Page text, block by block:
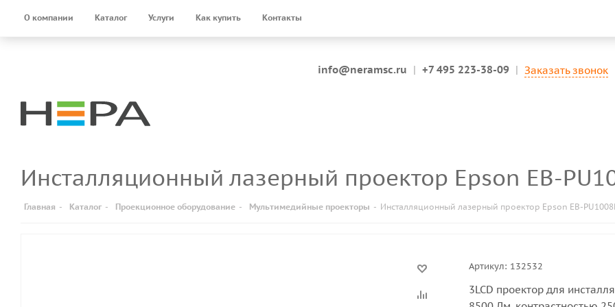
О компании Каталог Услуги Как купить Контакты
info@neramsc.ru | +7 495 223-38-09 | Заказать звонок
Инсталляционный лазерный проектор Epson EB-
Главная - Каталог - Проекционное оборудование - Мультимедийные проекторы - Инсталляционный лазерный проектор Epson EB-
Артикул: 132532
3LCD проектор для